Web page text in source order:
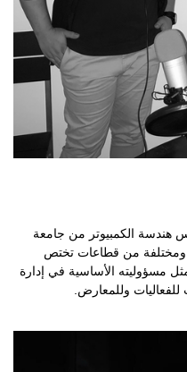
الكمبيوتر من جامعة
ومختلفة من قطاعات تختص
مسؤوليته الأساسية في إدارة
وللمعارض.